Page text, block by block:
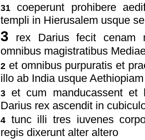
31
coeperunt prohibere
templi in Hierusalem usque
3 rex Darius fecit cenam
omnibus magistratibus
2 et omnibus purpuratis et
illo ab India usque
3
et cum manducassent et
Darius rex ascendit in
4 tunc illi tres iuvenes
regis dixerunt alter altero